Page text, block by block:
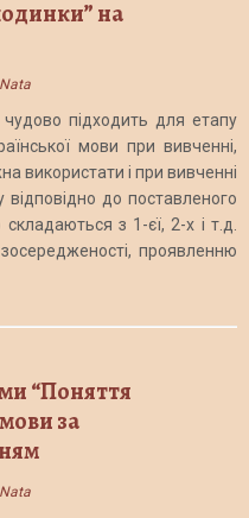
на
Nata
чудово підходить для етапу
мови при вивченні,
використати і при вивченні
до поставленого
з 1-єї, 2-х і т.д.
проявленню
“Поняття
за
Nata